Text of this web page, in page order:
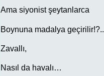
Ama siyonist şeytanlarca
Boynuna madalya geçirilir!?..
Zavallı,
Nasıl da havalı…